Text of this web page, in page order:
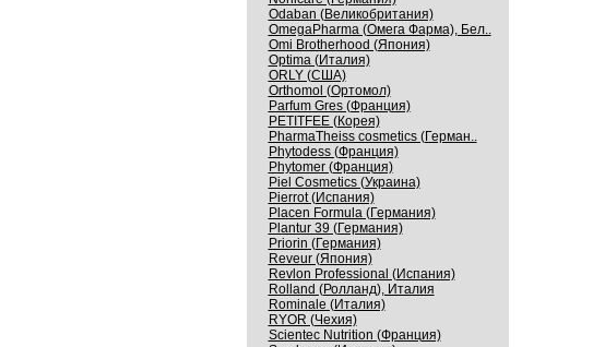
Odaban (Великобритания)
OmegaPharma (Омега Фарма), Бел..
Omi Brotherhood (Япония)
Optima (Италия)
ORLY (США)
Orthomol (Ортомол)
Parfum Gres (Франция)
PETITFEE (Корея)
PharmaTheiss cosmetics (Герман..
Phytodess (Франция)
Phytomer (Франция)
Piel Cosmetics (Украина)
Pierrot (Испания)
Placen Formula (Германия)
Plantur 39 (Германия)
Priorin (Германия)
Reveur (Япония)
Revlon Professional (Испания)
Rolland (Ролланд), Италия
Rominale (Италия)
RYOR (Чехия)
Scientec Nutrition (Франция)